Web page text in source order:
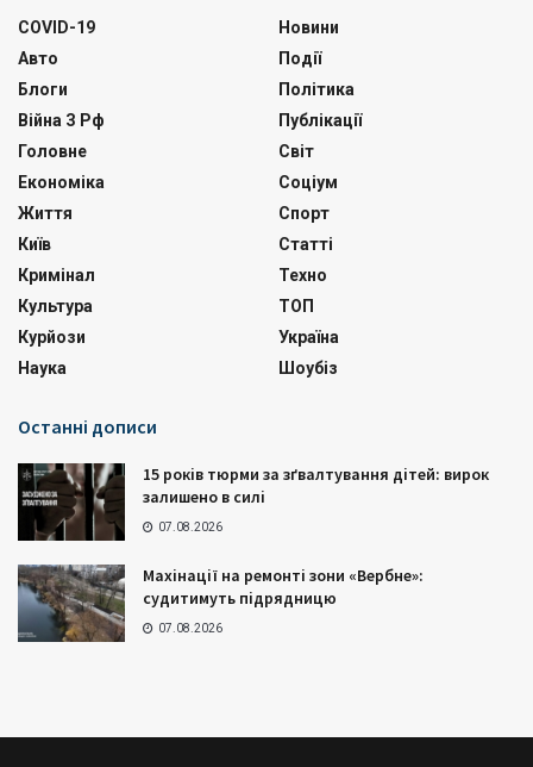
COVID-19
Авто
Блоги
Війна З Рф
Головне
Економіка
Життя
Київ
Кримінал
Культура
Курйози
Наука
Новини
Події
Політика
Публікації
Світ
Соціум
Спорт
Статті
Техно
ТОП
Україна
Шоубіз
Останні дописи
15 років тюрми за зґвалтування дітей: вирок
залишено в силі
07.08.2026
Махінації на ремонті зони «Вербне»:
судитимуть підрядницю
07.08.2026